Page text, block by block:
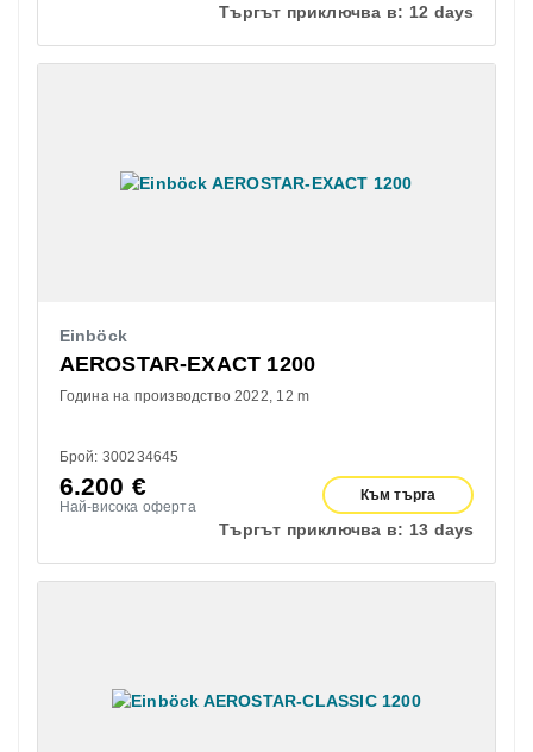
Търгът приключва в: 12 days
Einböck
AEROSTAR-EXACT 1200
Година на производство 2022 12 m
Брой: 300234645
6.200 €
Най-висока оферта
Към търга
Търгът приключва в: 13 days